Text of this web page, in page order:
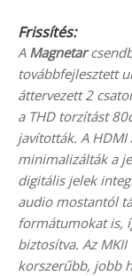
Frissítés:
A Magnetar
továbbfejlesztett
áttervezett 2
a THD torzítást
javították. A HDMI
minimalizálták a
digitális jelek
audio mostantól
formátumokat is,
biztosítva. Az
korszerűbb, jobb